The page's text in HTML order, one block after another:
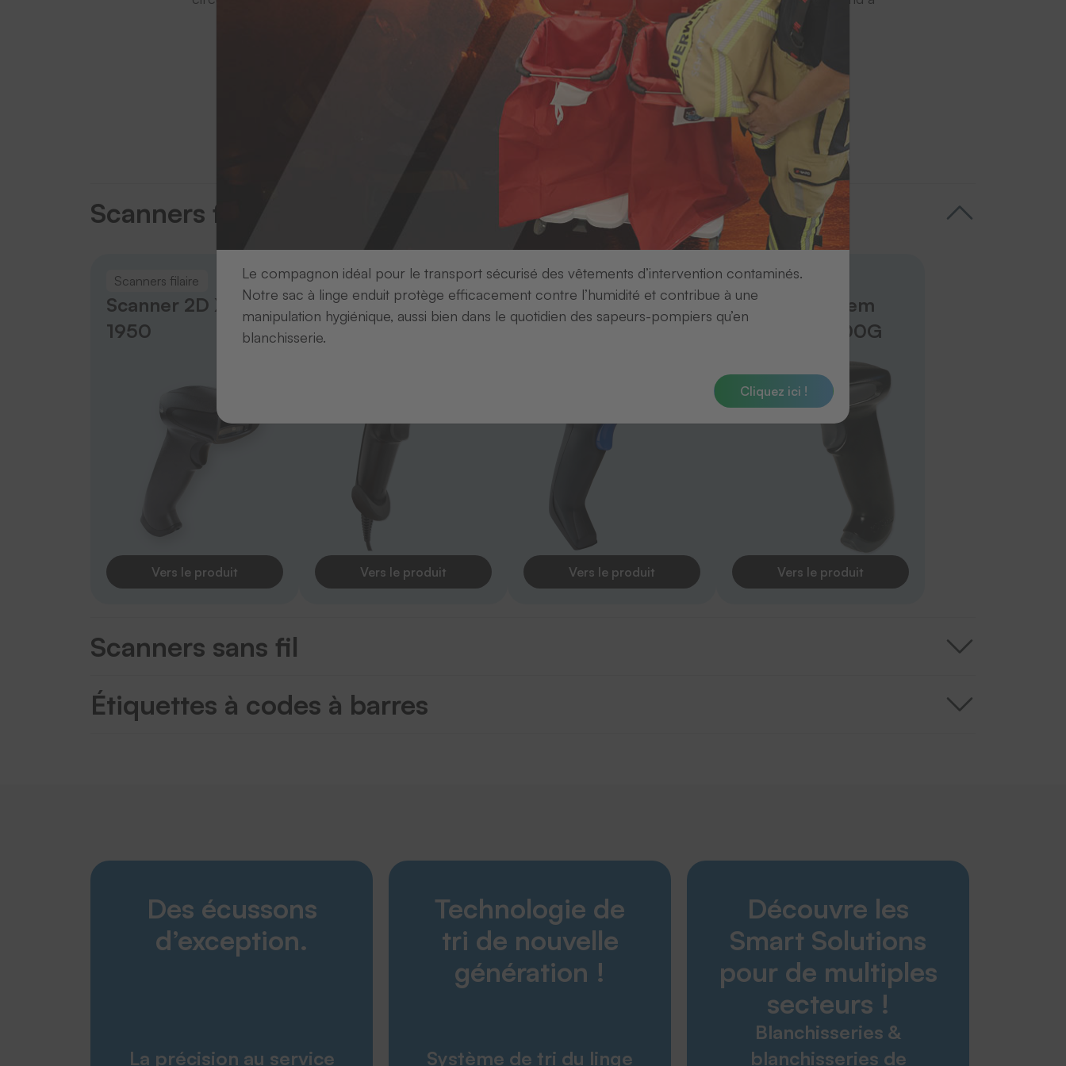
convenient, ergonomic design.
Choisissez une catégorie et accédez immédiatement à la section correspondante.
Étiquettes à codes à barres
Scanners filaire
Scanners filaire
Scanner 2D Xenon
1950
Vers le produit
Scanners filaire
Scanner 2D Sick
IDM240
Vers le produit
Scanners filaire
Scanner system
Gryphon GD4132
Vers le produit
Scanners filaire
Scanner system
Hyperion 1300G
Vers le produit
Scanners sans fil
Étiquettes à codes à barres
Des écussons
d’exception.
La précision au service
Technologie de
tri de nouvelle
génération !
Système de tri du linge
Découvre les
Smart Solutions
pour de multiples
secteurs !
Blanchisseries &
blanchisseries de
Produits
Entreprise
Service
Téléchargement
Engagement
Politique environnementale
Entreprise
Smart Solutions
Blanchisseries et blanchisseries de location
Le compagnon idéal pour le transport sécurisé des vêtements d’intervention contaminés.
Notre sac à linge enduit protège efficacement contre l’humidité et contribue à une
manipulation hygiénique, aussi bien dans le quotidien des sapeurs-pompiers qu’en
blanchisserie.
Cliquez ici !